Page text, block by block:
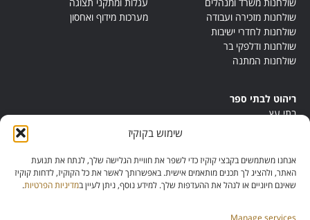
שימוש בקוקיז
אנחנו משתמשים בקבצי קוקיז כדי לשפר את חוויית הגלישה שלך, לנתח את תנועת
האתר, ולהציג לך תכנים מותאמים אישית. באפשרותך לאשר את כל הקוקיז, לדחות קוקיז
שאינם חיוניים או לנהל את ההעדפות שלך. למידע נוסף, ניתן לעיין במדיניות הפרטיות.
Manage services
שולחנות מזכירה ועבודה
שולחנות לחדרי ישיבות
שולחנות ודלפקי בר
שולחנות המתנה
מערכות מידוף ואחסון
ריהוט לבתי ספר
בתי עץ
ריהוט מונטסורי
ריהוט אנתרופוסופי